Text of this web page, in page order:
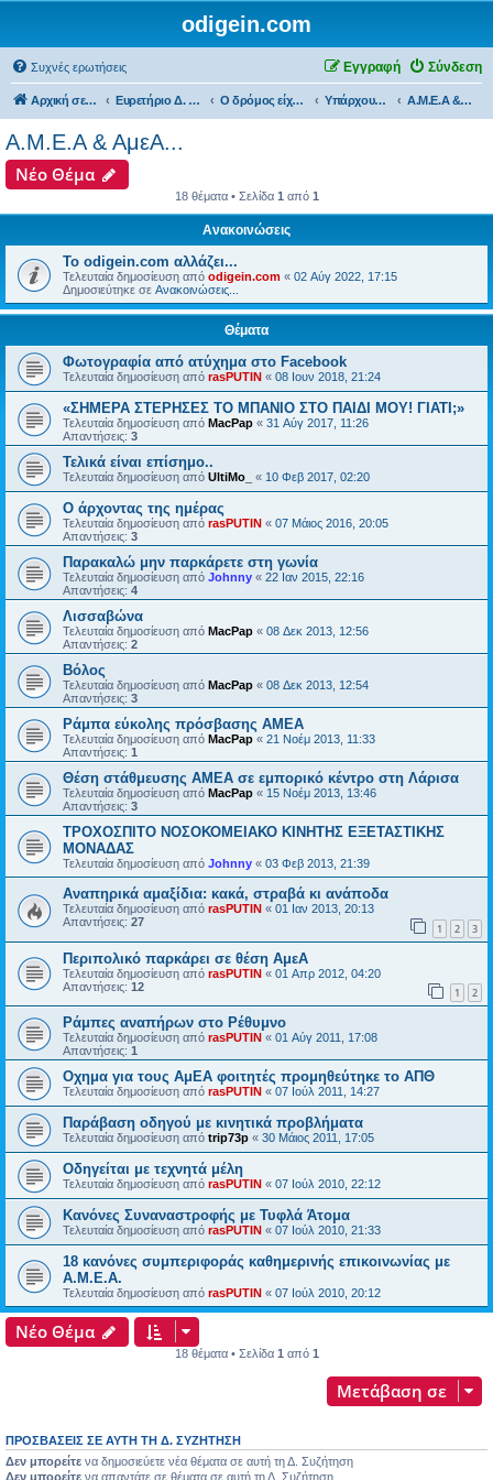
odigein.com
Συχνές ερωτήσεις Σύνδεση
Εγγραφή
Αρχική σελίδα Ευρετήριο Δ. Συζήτησης Ο δρόμος είχε την δική του Ιστορία... Υπάρχουμε και εμείς... Α.Μ.Ε.Α & ΑμεΑ...
Α.Μ.Ε.Α & ΑμεΑ...
Νέο Θέμα
18 θέματα • Σελίδα 1 από 1
Ανακοινώσεις
Το odigein.com αλλάζει...
Τελευταία δημοσίευση από odigein.com « 02 Αύγ 2022, 17:15
Δημοσιεύτηκε σε Ανακοινώσεις...
Θέματα
Φωτογραφία από ατύχημα στο Facebook
Τελευταία δημοσίευση από rasPUTIN « 08 Ιουν 2018, 21:24
«ΣΗΜΕΡΑ ΣΤΕΡΗΣΕΣ ΤΟ ΜΠΑΝΙΟ ΣΤΟ ΠΑΙΔΙ ΜΟΥ! ΓΙΑΤΙ;»
Τελευταία δημοσίευση από MacPap « 31 Αύγ 2017, 11:26
Απαντήσεις: 3
Τελικά είναι επίσημο..
Τελευταία δημοσίευση από UltiMo_ « 10 Φεβ 2017, 02:20
Ο άρχοντας της ημέρας
Τελευταία δημοσίευση από rasPUTIN « 07 Μάιος 2016, 20:05
Απαντήσεις: 3
Παρακαλώ μην παρκάρετε στη γωνία
Τελευταία δημοσίευση από Johnny « 22 Ιαν 2015, 22:16
Απαντήσεις: 4
Λισσαβώνα
Τελευταία δημοσίευση από MacPap « 08 Δεκ 2013, 12:56
Απαντήσεις: 2
Βόλος
Τελευταία δημοσίευση από MacPap « 08 Δεκ 2013, 12:54
Απαντήσεις: 3
Ράμπα εύκολης πρόσβασης ΑΜΕΑ
Τελευταία δημοσίευση από MacPap « 21 Νοέμ 2013, 11:33
Απαντήσεις: 1
Θέση στάθμευσης ΑΜΕΑ σε εμπορικό κέντρο στη Λάρισα
Τελευταία δημοσίευση από MacPap « 15 Νοέμ 2013, 13:46
Απαντήσεις: 3
ΤΡΟΧΟΣΠΙΤΟ ΝΟΣΟΚΟΜΕΙΑΚΟ ΚΙΝΗΤΗΣ ΕΞΕΤΑΣΤΙΚΗΣ
ΜΟΝΑΔΑΣ
Τελευταία δημοσίευση από Johnny « 03 Φεβ 2013, 21:39
Αναπηρικά αμαξίδια: κακά, στραβά κι ανάποδα
Τελευταία δημοσίευση από rasPUTIN « 01 Ιαν 2013, 20:13
Απαντήσεις: 27 1 2 3
Περιπολικό παρκάρει σε θέση ΑμεΑ
Τελευταία δημοσίευση από rasPUTIN « 01 Απρ 2012, 04:20
Απαντήσεις: 12 1 2
Ράμπες αναπήρων στο Ρέθυμνο
Τελευταία δημοσίευση από rasPUTIN « 01 Αύγ 2011, 17:08
Απαντήσεις: 1
Οχημα για τους ΑμΕΑ φοιτητές προμηθεύτηκε το ΑΠΘ
Τελευταία δημοσίευση από rasPUTIN « 07 Ιούλ 2011, 14:27
Παράβαση οδηγού με κινητικά προβλήματα
Τελευταία δημοσίευση από trip73p « 30 Μάιος 2011, 17:05
Οδηγείται με τεχνητά μέλη
Τελευταία δημοσίευση από rasPUTIN « 07 Ιούλ 2010, 22:12
Κανόνες Συναναστροφής με Τυφλά Άτομα
Τελευταία δημοσίευση από rasPUTIN « 07 Ιούλ 2010, 21:33
18 κανόνες συμπεριφοράς καθημερινής επικοινωνίας με
A.M.E.A.
Τελευταία δημοσίευση από rasPUTIN « 07 Ιούλ 2010, 20:12
Νέο Θέμα
18 θέματα • Σελίδα 1 από 1
Μετάβαση σε
ΠΡΟΣΒΆΣΕΙΣ ΣΕ ΑΥΤΉ ΤΗ Δ. ΣΥΖΉΤΗΣΗ
Δεν μπορείτε να δημοσιεύετε νέα θέματα σε αυτή τη Δ. Συζήτηση
Δεν μπορείτε να απαντάτε σε θέματα σε αυτή τη Δ. Συζήτηση